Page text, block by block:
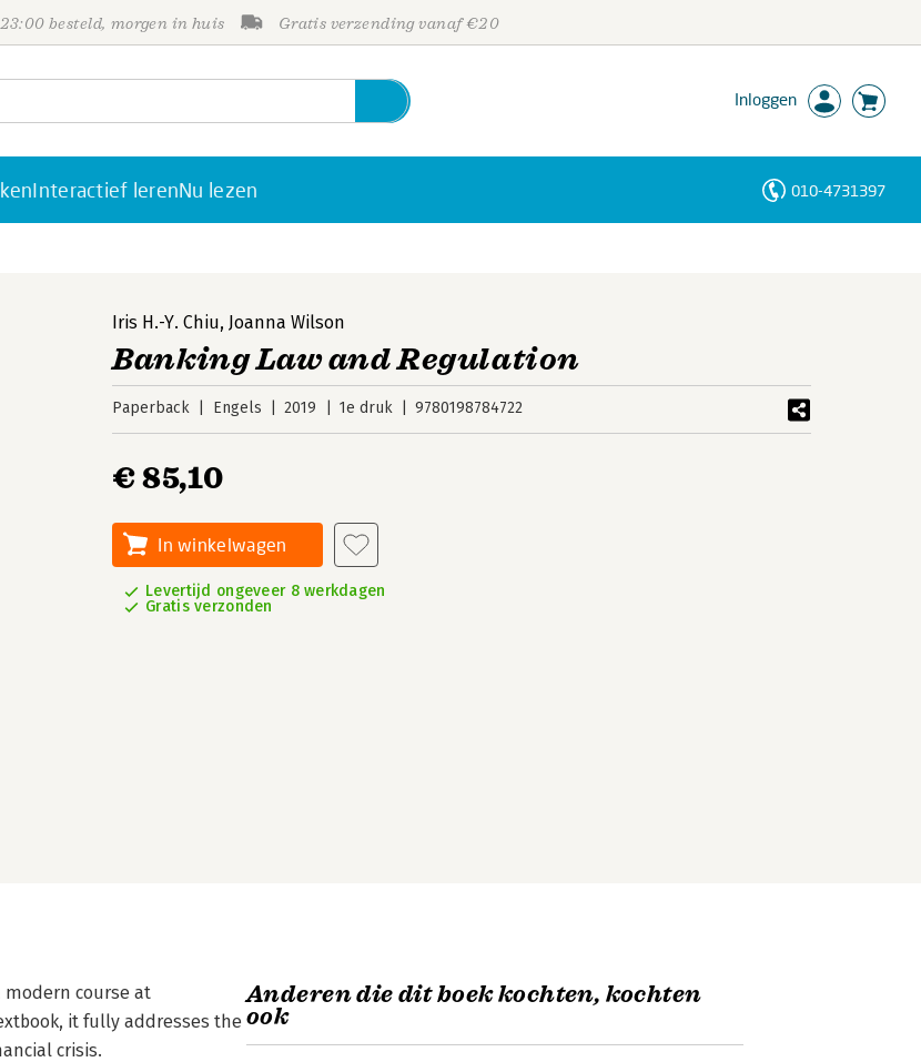
besteld, morgen in huis Gratis verzending vanaf €20
Inloggen
Interactief lerenNu lezen 010-4731397
Iris H.-Y. Chiu, Joanna Wilson
Banking Law and Regulation
Paperback Engels 2019 1e druk 9780198784722
€ 85,10
In winkelwagen
Levertijd ongeveer 8 werkdagen
Gratis verzonden
modern course at
it fully addresses the
crisis.
Anderen die dit boek kochten, kochten
ook
Personen